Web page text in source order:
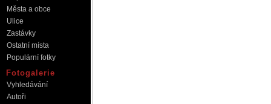
Města a obce
Ulice
Zastávky
Ostatní místa
Populární fotky
Fotogalerie
Vyhledávání
Autoři